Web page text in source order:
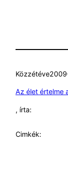
Közzétéve
Az élet értelme
, írta:
Cimkék: